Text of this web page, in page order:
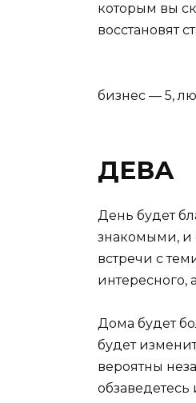
которым вы
восстановят
бизнес — 5,
ДЕВА
День будет
знакомыми, и
встречи с
интересного,
Дома будет
будет
вероятны